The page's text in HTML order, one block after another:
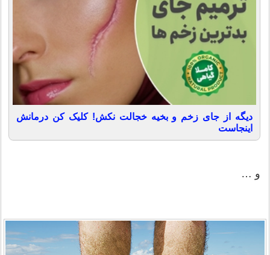
دیگه از جای زخم و بخیه خجالت نکش! کلیک کن درمانش
اینجاست
و …